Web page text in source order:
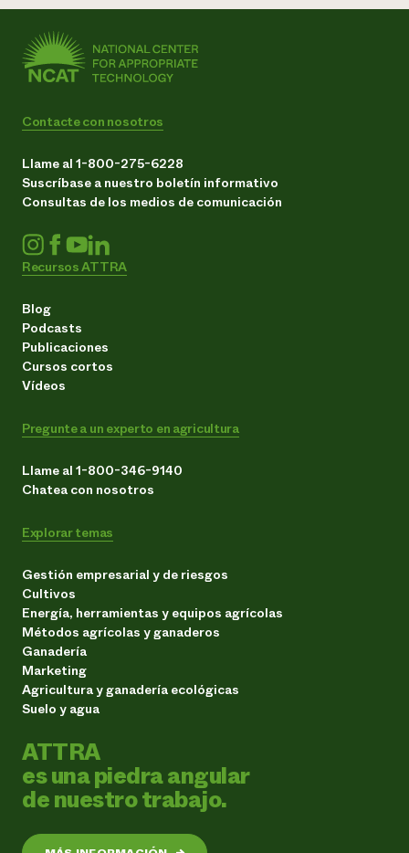
Contacte con nosotros
Llame al 1-800-275-6228
Suscríbase a nuestro boletín informativo
Consultas de los medios de comunicación
Recursos ATTRA
Blog
Podcasts
Publicaciones
Cursos cortos
Vídeos
Pregunte a un experto en agricultura
Llame al 1-800-346-9140
Chatea con nosotros
Explorar temas
Gestión empresarial y de riesgos
Cultivos
Energía, herramientas y equipos agrícolas
Métodos agrícolas y ganaderos
Ganadería
Marketing
Agricultura y ganadería ecológicas
Suelo y agua
ATTRA
es una piedra angular
de nuestro trabajo.